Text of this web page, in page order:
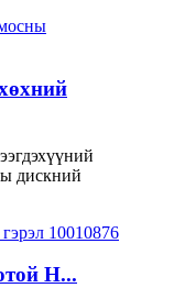
дискний
H...